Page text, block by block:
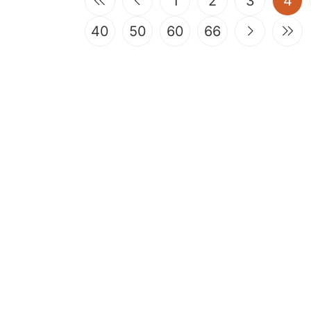
40
50 60 66